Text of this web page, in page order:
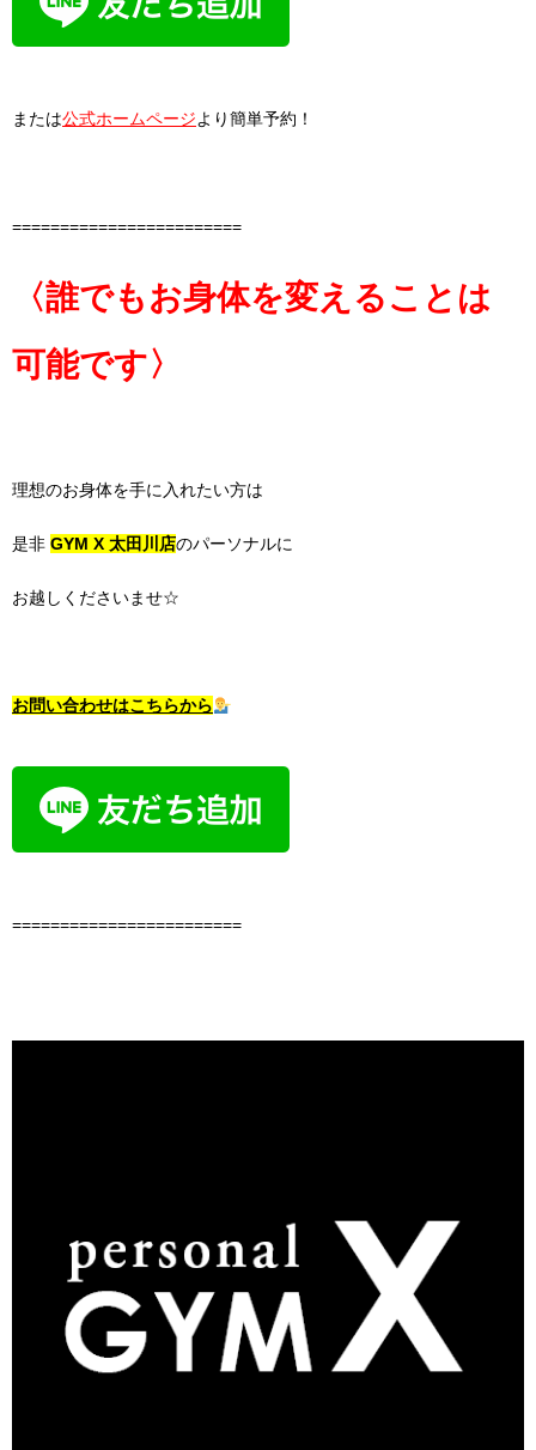
または公式ホームページより簡単予約！
========================
〈誰でもお身体を変えることは
可能です〉
理想のお身体を手に入れたい方は
是非 GYM X 太田川店のパーソナルに
お越しくださいませ☆
お問い合わせはこちらから
========================